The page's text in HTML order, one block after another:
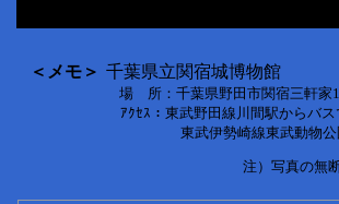
＜メモ＞ 千葉県立関宿城博物館
場 所：千葉県野田市関宿三軒家
ｱｸｾｽ：東武野田線川間駅からバス
東武伊勢崎線東武動物公園
注）写真の無